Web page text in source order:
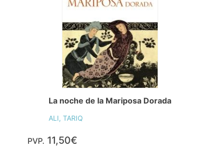
La noche de la Mariposa Dorada
ALI, TARIQ
PVP. 11,50€